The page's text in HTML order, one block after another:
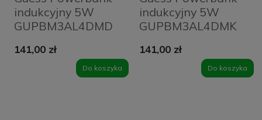
indukcyjny 5W
GUPBM3AL4DMD
złoty/gold MagSafe
4G Strassed Metal
141,00 zł
Do koszyka
indukcyjny 5W
GUPBM3AL4DMK
czarny/black
MagSafe 4G
Strassed Metal
141,00 zł
Do koszyka